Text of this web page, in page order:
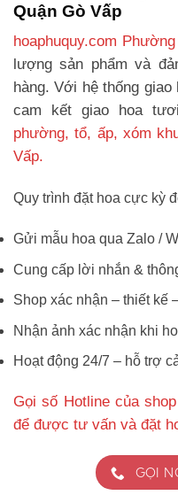
Quận Gò Vấp
hoaphuquy.com
lượng sản phẩm và
hàng. Với hệ thống giao
cam kết giao hoa
phường, tổ, ấp, xóm
Vấp.
Quy trình đặt hoa cực kỳ
Gửi mẫu hoa qua Zalo /
Cung cấp lời nhắn &
Shop xác nhận – thiết kế
Nhận ảnh xác nhận khi
Hoạt động 24/7 – hỗ trợ
Gọi số Hotline của
để được tư vấn và đặt
GỌI